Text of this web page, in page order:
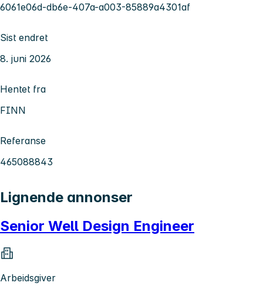
6061e06d-db6e-407a-a003-85889a4301af
Sist endret
8. juni 2026
Hentet fra
FINN
Referanse
465088843
Lignende annonser
Senior Well Design Engineer
Arbeidsgiver